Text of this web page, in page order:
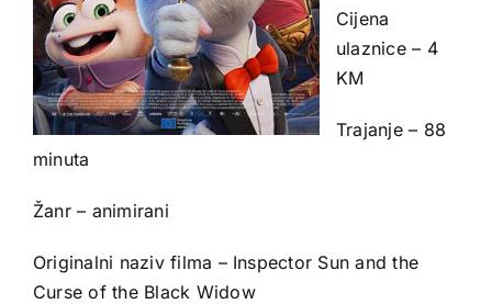
Cijena
ulaznice – 4
KM
Trajanje – 88
minuta
Žanr – animirani
Originalni naziv filma – Inspector Sun and the
Curse of the Black Widow